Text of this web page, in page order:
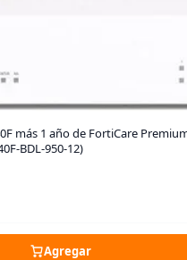
más 1 año de FortiCare
BDL-950-12)
Agregar